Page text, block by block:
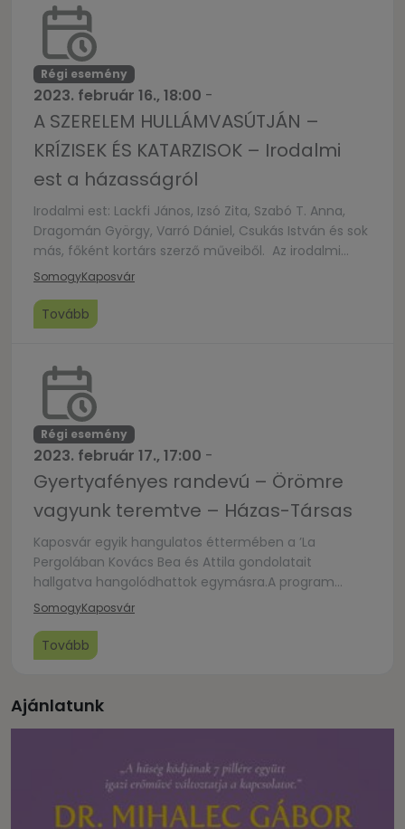
szerepéről, a hit-család-nemzet kérdéskörről és a
Magyar […]
Régi esemény
2023. február 16., 18:00 -
A SZERELEM HULLÁMVASÚTJÁN –
KRÍZISEK ÉS KATARZISOK – Irodalmi
est a házasságról
Irodalmi est: Lackfi János, Izsó Zita, Szabó T. Anna,
Dragomán György, Varró Dániel, Csukás István és sok
más, főként kortárs szerző műveiből. Az irodalmi
estet összeállította: KARIKÓ ÉVA
SomogyKaposvár
Tovább
Régi esemény
2023. február 17., 17:00 -
Gyertyafényes randevú – Örömre
vagyunk teremtve – Házas-Társas
Kaposvár egyik hangulatos éttermében a ’La
Pergolában Kovács Bea és Attila gondolatait
hallgatva hangolódhattok egymásra.A program
részeként elkölthettek egy romantikus svédasztalos
igénybeEz az alkalom fiatalabbaknak, illetve a
gyermekes pároknak szól.
SomogyKaposvár
Tovább
Ajánlatunk